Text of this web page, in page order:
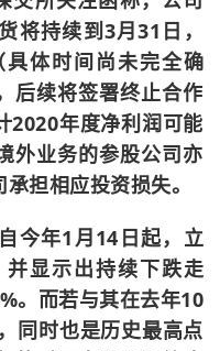
将持续到3月31日，
体时间尚未完全确
后续将签署终止合作
2020年度净利润可能
外业务的参股公司亦
担相应投资损失。
今年1月14日起，立
显示出持续下跌走
。而若与其在去年10
同时也是历史最高点